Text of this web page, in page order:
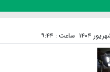
ساعت : ۹:۴۴